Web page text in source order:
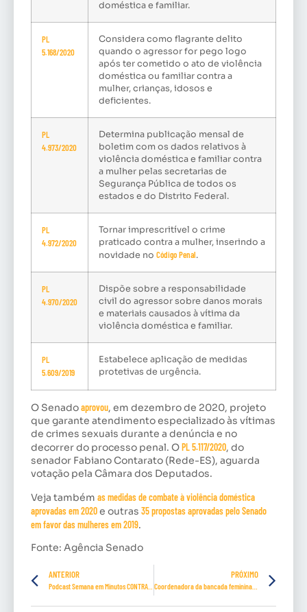
doméstica e familiar.
PL
5.168/2020
Considera como flagrante delito
quando o agressor for pego logo
após ter cometido o ato de violência
doméstica ou familiar contra a
mulher, crianças, idosos e
deficientes.
PL
4.973/2020
Determina publicação mensal de
boletim com os dados relativos à
violência doméstica e familiar contra
a mulher pelas secretarias de
Segurança Pública de todos os
estados e do Distrito Federal.
PL
4.972/2020
Tornar imprescritível o crime
praticado contra a mulher, inserindo a
novidade no Código Penal.
PL
4.970/2020
Dispõe sobre a responsabilidade
civil do agressor sobre danos morais
e materiais causados à vítima da
violência doméstica e familiar.
PL
5.609/2019
Estabelece aplicação de medidas
protetivas de urgência.
O Senadoaprovou, em dezembro de 2020, projeto
que garante atendimento especializado às vítimas
de crimes sexuais durante a denúncia e no
decorrer do processo penal. OPL 5.117/2020, do
senador Fabiano Contarato (Rede-ES), aguarda
votação pela Câmara dos Deputados.
Veja também as medidas de combate à violência doméstica
aprovadas em 2020e outras 35 propostas aprovadas pelo Senado
em favor das mulheres em 2019.
Fonte: Agência Senado
ANTERIOR
Podcast Semana em Minutos CONTRATUH- Episódio 49
PRÓXIMO
Coordenadora da bancada feminina destaca prioridades de votação no mês da mulher